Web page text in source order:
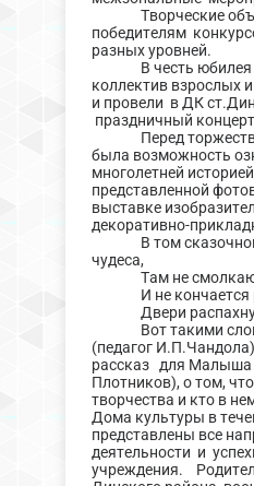
Творческие
победителям
разных уровней.
В честь юбилея
коллектив взрослых
и провели в ДК
праздничный
Перед
была возможность
многолетней
представленной
выставке
декоративно-
В том сказочном
чудеса,
Там не смолкают
И не кончается
Двери
Вот такими
(педагог
рассказ для
Плотников), о том,
творчества и кто в
Дома культуры в
представлены все
деятельности и
учреждения.